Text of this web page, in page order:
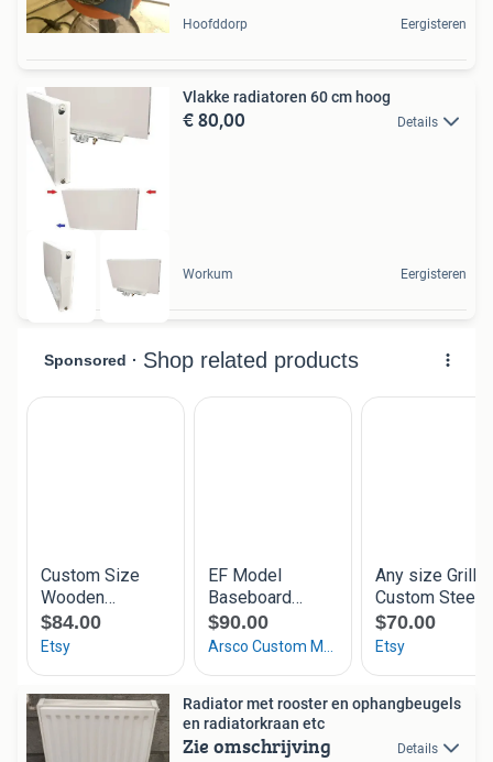
Hoofddorp Eergisteren
Vlakke radiatoren 60 cm hoog
€ 80,00 Details
Workum Eergisteren
Radiator met rooster en ophangbeugels
en radiatorkraan etc
Zie omschrijving Details